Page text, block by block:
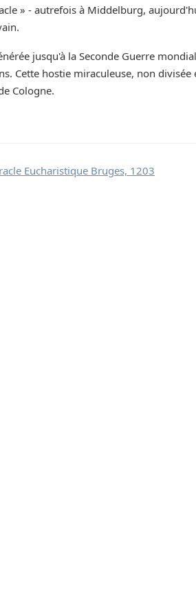
» - autrefois à Middelburg,
jusqu'à la Seconde Guerre
Cette hostie miraculeuse, non divisée
Cologne.
Eucharistique Bruges, 1203